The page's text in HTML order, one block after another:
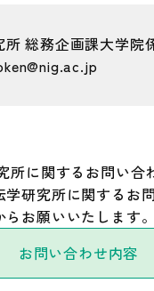
所 総務企画課大学院
所に関するお問い合
研究所に関するお
お願いいたします。
お問い合わせ内容